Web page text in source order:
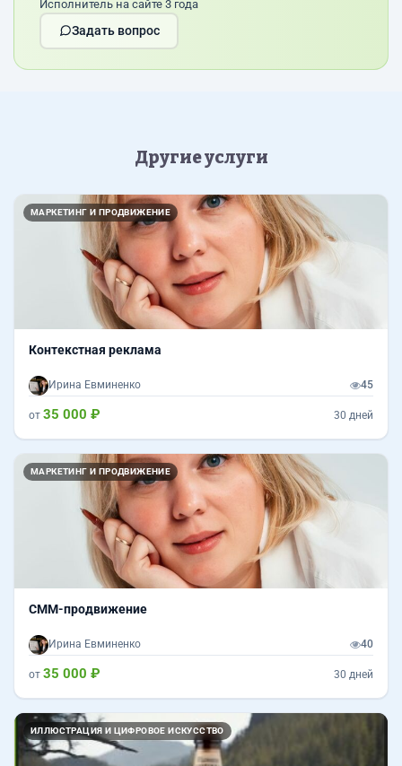
Исполнитель на сайте 3 года
Задать вопрос
Другие услуги
МАРКЕТИНГ И ПРОДВИЖЕНИЕ
Контекстная реклама
Ирина Евминенко 45
от 35 000 ₽ 30 дней
МАРКЕТИНГ И ПРОДВИЖЕНИЕ
СММ-продвижение
Ирина Евминенко 40
от 35 000 ₽ 30 дней
ИЛЛЮСТРАЦИЯ И ЦИФРОВОЕ ИСКУССТВО
Назад